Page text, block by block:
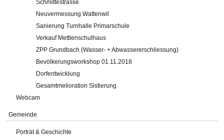
Schmittestrasse
Neuvermessung Wattenwil
Sanierung Turnhalle Primarschule
Verkauf Mettlenschulhaus
ZPP Grundbach (Wasser- + Abwassererschliessung)
Bevölkerungsworkshop 01.11.2018
Dorfentwicklung
Gesamtmelioration Sistierung
Webcam
Gemeinde
Porträt & Geschichte